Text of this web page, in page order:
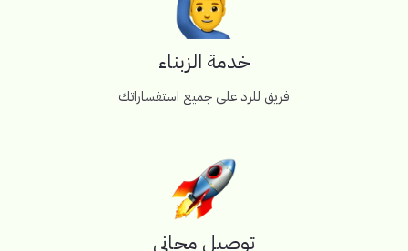
خدمة الزبناء
فريق للرد على جميع استفساراتك
توصيل مجاني